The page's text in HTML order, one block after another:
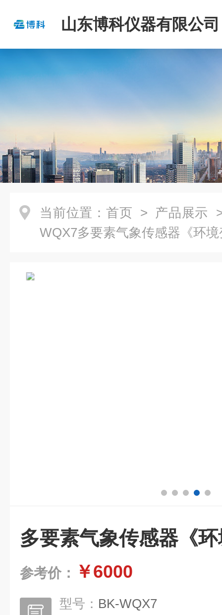
山东博科仪器有限公司
当前位置： 首页 > 产品展示
WQX7多要素气象传感器《环
多要素气象传感器《
参考价： ￥6000
型号： BK-WQX7